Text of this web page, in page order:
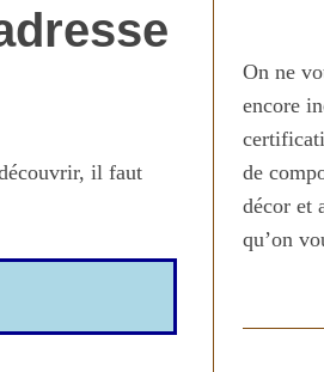
il faut
On ne
encore
de
décor et
qu’on